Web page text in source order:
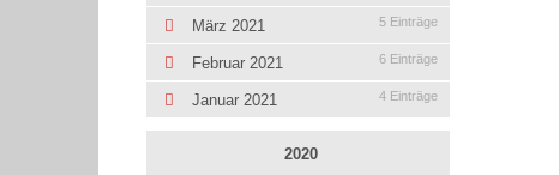
März 2021 5 Einträge
Februar 2021 6 Einträge
Januar 2021 4 Einträge
2020